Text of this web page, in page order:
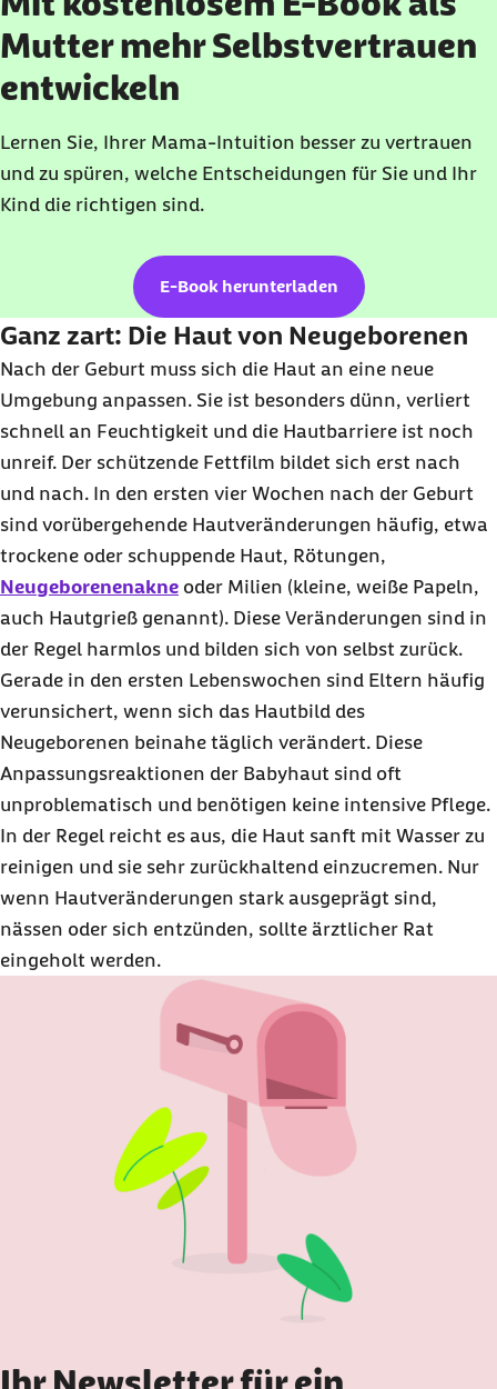
Mutter mehr Selbstvertrauen
entwickeln
Lernen Sie, Ihrer Mama-Intuition besser zu vertrauen
und zu spüren, welche Entscheidungen für Sie und Ihr
Kind die richtigen sind.
E-Book herunterladen
Ganz zart: Die Haut von Neugeborenen
Nach der Geburt muss sich die Haut an eine neue
Umgebung anpassen. Sie ist besonders dünn, verliert
schnell an Feuchtigkeit und die Hautbarriere ist noch
unreif. Der schützende Fettfilm bildet sich erst nach
und nach. In den ersten vier Wochen nach der Geburt
sind vorübergehende Hautveränderungen häufig, etwa
trockene oder schuppende Haut, Rötungen,
Neugeborenenakne oder Milien (kleine, weiße Papeln,
auch Hautgrieß genannt). Diese Veränderungen sind in
der Regel harmlos und bilden sich von selbst zurück.
Gerade in den ersten Lebenswochen sind Eltern häufig
verunsichert, wenn sich das Hautbild des
Neugeborenen beinahe täglich verändert. Diese
Anpassungsreaktionen der Babyhaut sind oft
unproblematisch und benötigen keine intensive Pflege.
In der Regel reicht es aus, die Haut sanft mit Wasser zu
reinigen und sie sehr zurückhaltend einzucremen. Nur
wenn Hautveränderungen stark ausgeprägt sind,
nässen oder sich entzünden, sollte ärztlicher Rat
eingeholt werden.